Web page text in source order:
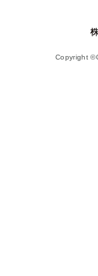
Copyright